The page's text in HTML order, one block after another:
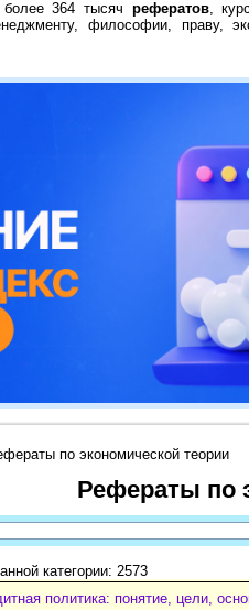
364 тысяч рефератов,
философии, праву,
по экономической теории
Рефераты по
категории: 2573
политика: понятие, цели,